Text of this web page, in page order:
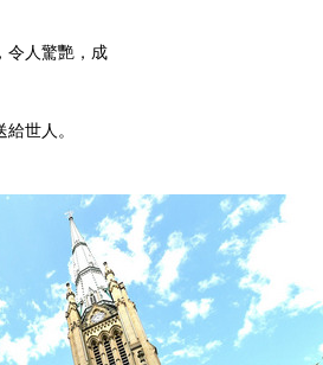
令人驚艷，成
世人。